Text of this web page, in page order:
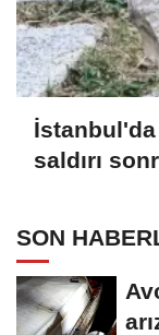
saldırı
SON